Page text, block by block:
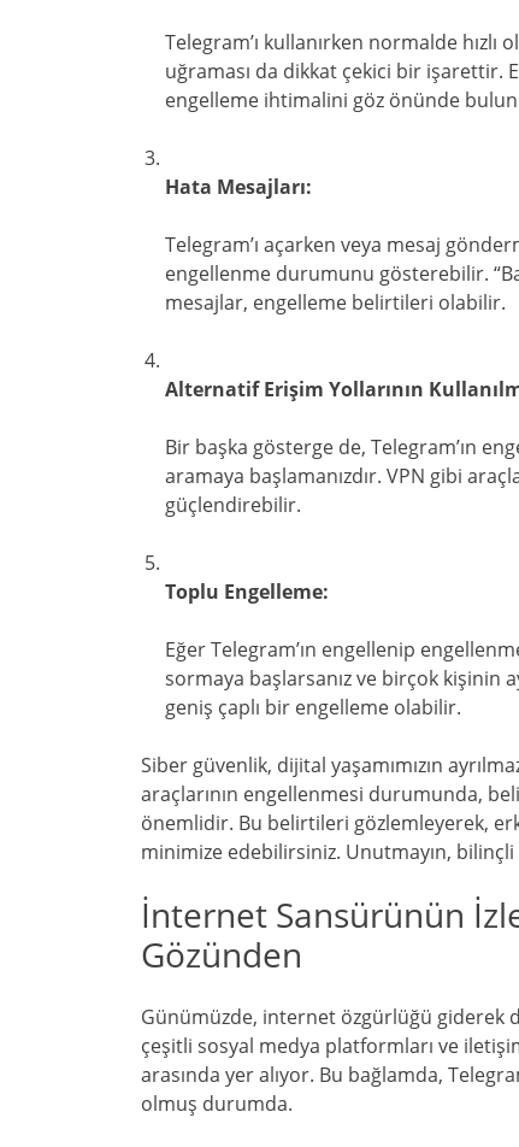
Telegram’ı kullanırken normalde hızlı
uğraması da dikkat çekici bir işarettir.
engelleme ihtimalini göz önünde
Hata Mesajları:
Telegram’ı açarken veya mesaj
engellenme durumunu gösterebilir.
mesajlar, engelleme belirtileri olabilir.
Alternatif Erişim Yollarının
Bir başka gösterge de, Telegram’ın
aramaya başlamanızdır. VPN gibi
güçlendirebilir.
Toplu Engelleme:
Eğer Telegram’ın engellenip
sormaya başlarsanız ve birçok kişinin
geniş çaplı bir engelleme olabilir.
Siber güvenlik, dijital yaşamımızın
araçlarının engellenmesi durumunda,
önemlidir. Bu belirtileri gözlemleyerek,
minimize edebilirsiniz. Unutmayın,
İnternet Sansürünün
Gözünden
Günümüzde, internet özgürlüğü giderek
çeşitli sosyal medya platformları ve
arasında yer alıyor. Bu bağlamda,
olmuş durumda.